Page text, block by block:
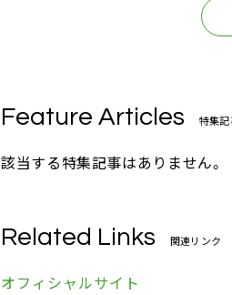
Feature Articles 特集
該当する特集記事はありません。
Related Links 関連リンク
オフィシャルサイト